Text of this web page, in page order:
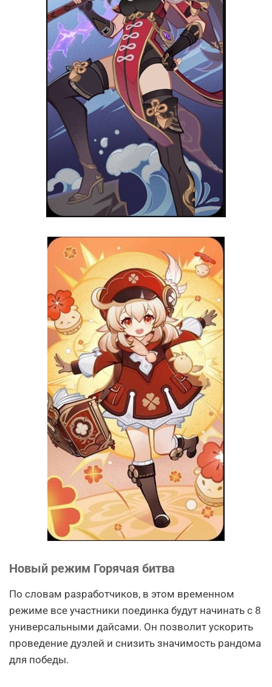
Новый режим Горячая битва
По словам разработчиков, в этом временном
режиме все участники поединка будут начинать с 8
универсальными дайсами. Он позволит ускорить
проведение дуэлей и снизить значимость рандома
для победы.